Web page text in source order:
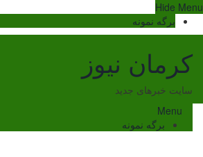
Skip
content
Hide Menu
برگه نمونه
کرمان نیوز
سایت خبرهای جدید
Menu
برگه نمونه